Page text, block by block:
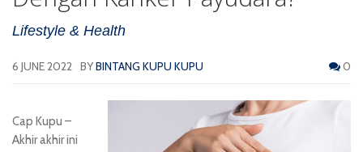
Lifestyle & Health
6 JUNE 2022 BYBINTANG KUPU KUPU 0
Cap Kupu –
Akhir akhir ini